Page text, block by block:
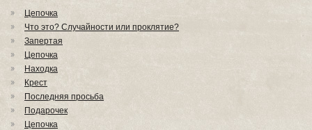
Цепочка
Что это? Случайности или проклятие?
Запертая
Цепочка
Находка
Крест
Последняя просьба
Подарочек
Цепочка